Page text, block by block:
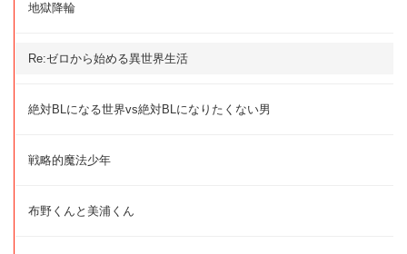
地獄降輪
Re:ゼロから始める異世界生活
絶対BLになる世界vs絶対BLになりたくない男
戦略的魔法少年
布野くんと美浦くん